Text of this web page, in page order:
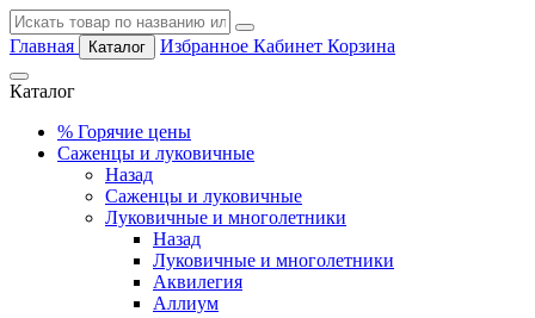
Главная Каталог Избранное Кабинет Корзина
Каталог
% Горячие цены
Саженцы и луковичные
Назад
Саженцы и луковичные
Луковичные и многолетники
Назад
Луковичные и многолетники
Аквилегия
Аллиум